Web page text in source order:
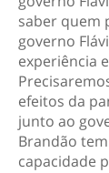
saber quem
governo
experiência
efeitos da
junto ao
Brandão
capacidade